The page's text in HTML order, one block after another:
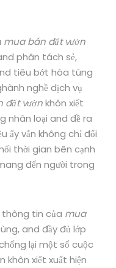
mua bán đất vườn
phân tách sẻ,
tiêu bớt hóa túng
nghề dịch vụ
đất vườnkhôn xiết
nhân loại and đề ra
ấy vẫn không chỉ đối
thời gian bên cạnh
đến người trong
thông tin của mua
and đầy đủ lớp
lại một số cuộc
khôn xiết xuất hiện